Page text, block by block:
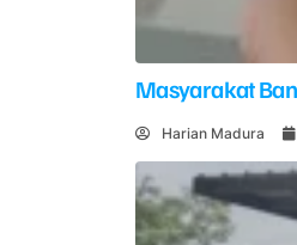
Masyarakat
Harian Madura